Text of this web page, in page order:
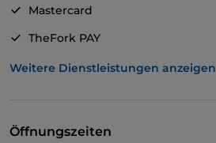
Mastercard
TheFork PAY
UnionPay über TheFork PAY
Weitere Dienstleistungen anzeigen
Öffnungszeiten